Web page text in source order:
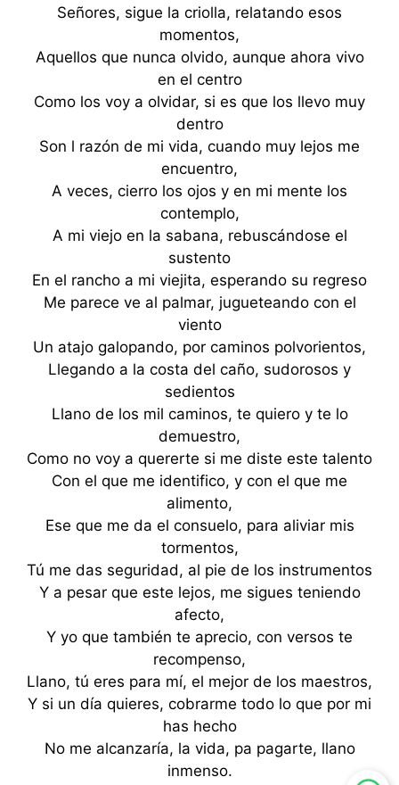
Señores, sigue la criolla, relatando esos
momentos,
Aquellos que nunca olvido, aunque ahora vivo
en el centro
Como los voy a olvidar, si es que los llevo muy
dentro
Son l razón de mi vida, cuando muy lejos me
encuentro,
A veces, cierro los ojos y en mi mente los
contemplo,
A mi viejo en la sabana, rebuscándose el
sustento
En el rancho a mi viejita, esperando su regreso
Me parece ve al palmar, jugueteando con el
viento
Un atajo galopando, por caminos polvorientos,
Llegando a la costa del caño, sudorosos y
sedientos
Llano de los mil caminos, te quiero y te lo
demuestro,
Como no voy a quererte si me diste este talento
Con el que me identifico, y con el que me
alimento,
Ese que me da el consuelo, para aliviar mis
tormentos,
Tú me das seguridad, al pie de los instrumentos
Y a pesar que este lejos, me sigues teniendo
afecto,
Y yo que también te aprecio, con versos te
recompenso,
Llano, tú eres para mí, el mejor de los maestros,
Y si un día quieres, cobrarme todo lo que por mi
has hecho
No me alcanzaría, la vida, pa pagarte, llano
inmenso.